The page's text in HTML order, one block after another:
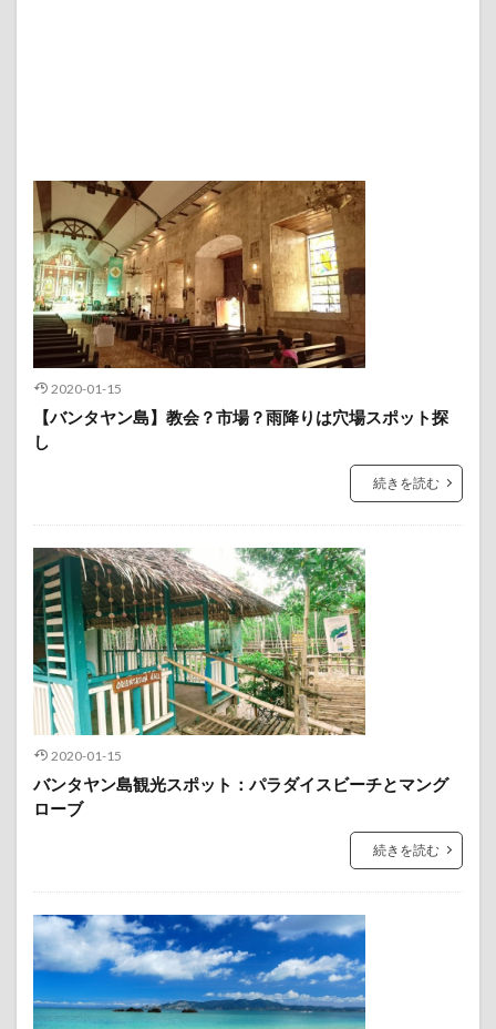
2020-01-15
【バンタヤン島】教会？市場？雨降りは穴場スポット探
し
続きを読む
2020-01-15
バンタヤン島観光スポット：パラダイスビーチとマング
ローブ
続きを読む